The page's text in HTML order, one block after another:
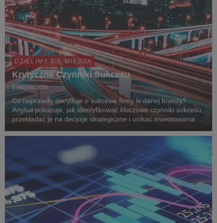
DZIELIMY SIĘ WIEDZĄ
Krytyczne Czynniki Sukcesu
5 sierpnia 2026
Co naprawdę decyduje o sukcesie firmy w danej branży?
Artykuł pokazuje, jak identyfikować kluczowe czynniki sukcesu,
przekładać je na decyzje strategiczne i unikać inwestowania
konkurencyjnej. Analizę uzupełnia case study Bu...